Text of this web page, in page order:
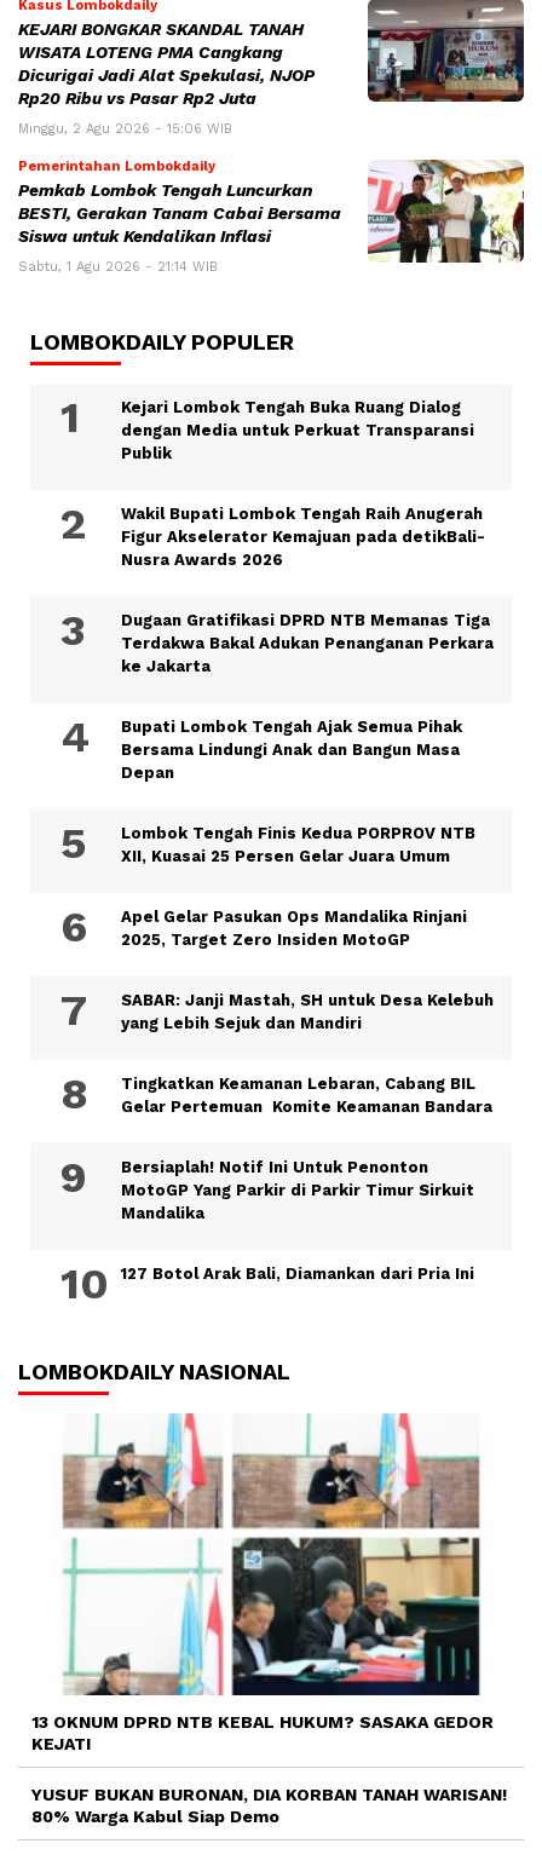
Kasus Lombokdaily
KEJARI BONGKAR SKANDAL TANAH
WISATA LOTENG PMA Cangkang
Dicurigai Jadi Alat Spekulasi, NJOP
Rp20 Ribu vs Pasar Rp2 Juta
Minggu, 2 Agu 2026 - 15:06 WIB
Pemerintahan Lombokdaily
Pemkab Lombok Tengah Luncurkan
BESTI, Gerakan Tanam Cabai Bersama
Siswa untuk Kendalikan Inflasi
Sabtu, 1 Agu 2026 - 21:14 WIB
LOMBOKDAILY POPULER
Kejari Lombok Tengah Buka Ruang Dialog
dengan Media untuk Perkuat Transparansi
Publik
Wakil Bupati Lombok Tengah Raih Anugerah
Figur Akselerator Kemajuan pada detikBali-
Nusra Awards 2026
Dugaan Gratifikasi DPRD NTB Memanas Tiga
Terdakwa Bakal Adukan Penanganan Perkara
ke Jakarta
Bupati Lombok Tengah Ajak Semua Pihak
Bersama Lindungi Anak dan Bangun Masa
Depan
Lombok Tengah Finis Kedua PORPROV NTB
XII, Kuasai 25 Persen Gelar Juara Umum
Apel Gelar Pasukan Ops Mandalika Rinjani
2025, Target Zero Insiden MotoGP
SABAR: Janji Mastah, SH untuk Desa Kelebuh
yang Lebih Sejuk dan Mandiri
Tingkatkan Keamanan Lebaran, Cabang BIL
Gelar Pertemuan Komite Keamanan Bandara
Bersiaplah! Notif Ini Untuk Penonton
MotoGP Yang Parkir di Parkir Timur Sirkuit
Mandalika
127 Botol Arak Bali, Diamankan dari Pria Ini
LOMBOKDAILY NASIONAL
13 OKNUM DPRD NTB KEBAL HUKUM? SASAKA GEDOR
KEJATI
YUSUF BUKAN BURONAN, DIA KORBAN TANAH WARISAN!
80% Warga Kabul Siap Demo